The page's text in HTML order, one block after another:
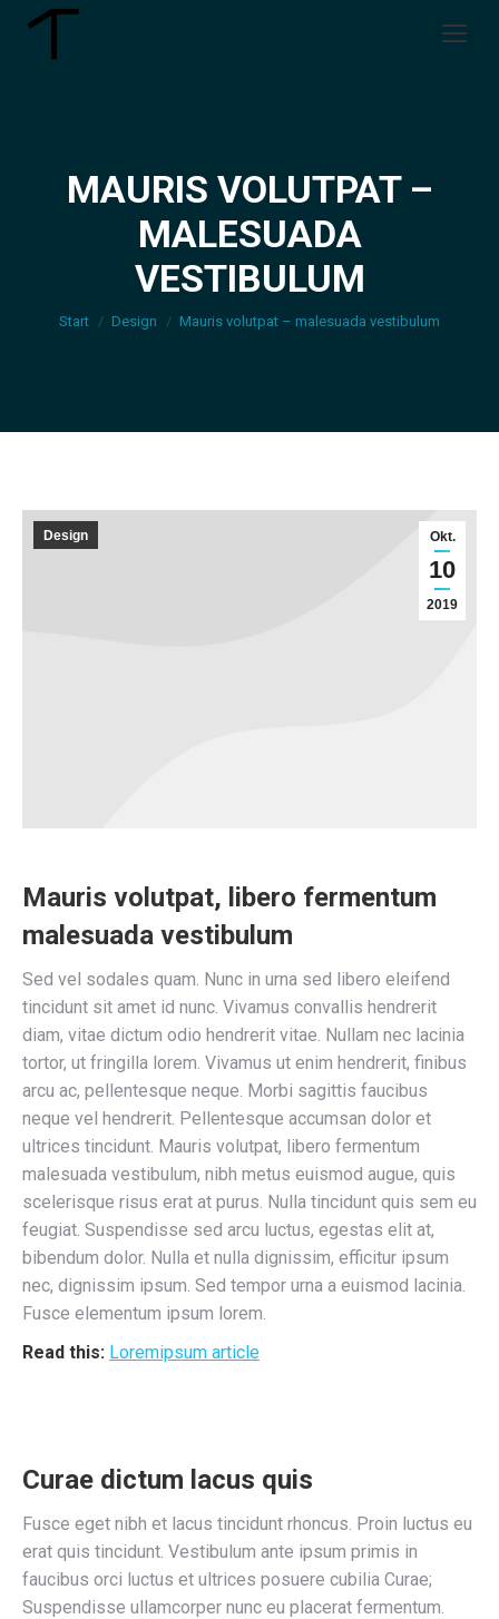
MAURIS VOLUTPAT –
MALESUADA
VESTIBULUM
Sie befinden sich hier:
Start Design Mauris volutpat – malesuada vestibulum
Okt.
10
2019
Design
Mauris volutpat, libero fermentum
malesuada vestibulum
Sed vel sodales quam. Nunc in urna sed libero eleifend
tincidunt sit amet id nunc. Vivamus convallis hendrerit
diam, vitae dictum odio hendrerit vitae. Nullam nec lacinia
tortor, ut fringilla lorem. Vivamus ut enim hendrerit, finibus
arcu ac, pellentesque neque. Morbi sagittis faucibus
neque vel hendrerit. Pellentesque accumsan dolor et
ultrices tincidunt. Mauris volutpat, libero fermentum
malesuada vestibulum, nibh metus euismod augue, quis
scelerisque risus erat at purus. Nulla tincidunt quis sem eu
feugiat. Suspendisse sed arcu luctus, egestas elit at,
bibendum dolor. Nulla et nulla dignissim, efficitur ipsum
nec, dignissim ipsum. Sed tempor urna a euismod lacinia.
Fusce elementum ipsum lorem.
Read this: Loremipsum article
Curae dictum lacus quis
Fusce eget nibh et lacus tincidunt rhoncus. Proin luctus eu
erat quis tincidunt. Vestibulum ante ipsum primis in
faucibus orci luctus et ultrices posuere cubilia Curae;
Suspendisse ullamcorper nunc eu placerat fermentum.